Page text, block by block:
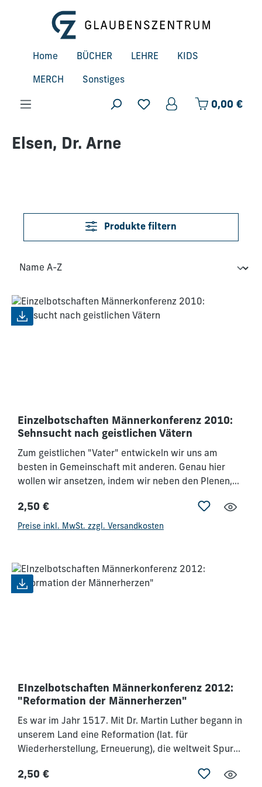
Zum Hauptinhalt springen
Home BÜCHER LEHRE KIDS
MERCH Sonstiges
0,00 €
Elsen, Dr. Arne
Produkte filtern
Einzelbotschaften Männerkonferenz 2010:
Sehnsucht nach geistlichen Vätern
Zum geistlichen "Vater" entwickeln wir uns am
besten in Gemeinschaft mit anderen. Genau hier
wollen wir ansetzen, indem wir neben den Plenen,
Konferenzkonzept durch intensive
Kleingruppenarbeit erweitern. Deshalb möchten wir
dieserwichtigen Konferenz zu sein. Wir werden
verändert und bauen zu Hause darauf auf -
miteinander. Mögen wir den Vater im Himmel immer
Regulärer Preis:
2,50 €
Preise inkl. MwSt. zzgl. Versandkosten
EInzelbotschaften Männerkonferenz 2012:
"Reformation der Männerherzen"
Es war im Jahr 1517. Mit Dr. Martin Luther begann in
unserem Land eine Reformation (lat. für
Wiederherstellung, Erneuerung), die weltweit Spuren
an Intensität und Qualität verloren hat. Wir sind
Regulärer Preis:
2,50 €